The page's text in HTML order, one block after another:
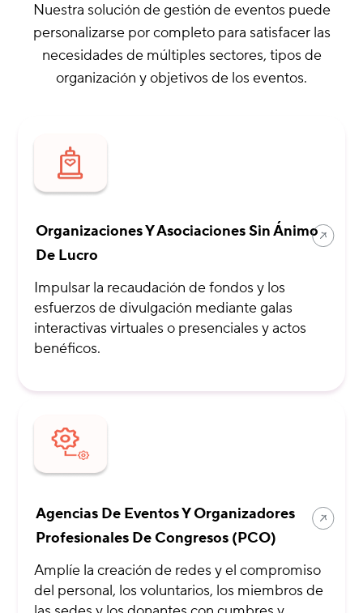
Nuestra solución de gestión de eventos puede
personalizarse por completo para satisfacer las
necesidades de múltiples sectores, tipos de
organización y objetivos de los eventos.
Organizaciones Y Asociaciones Sin Ánimo
De Lucro
Impulsar la recaudación de fondos y los
esfuerzos de divulgación mediante galas
interactivas virtuales o presenciales y actos
benéficos.
Agencias De Eventos Y Organizadores
Profesionales De Congresos (PCO)
Amplíe la creación de redes y el compromiso
del personal, los voluntarios, los miembros de